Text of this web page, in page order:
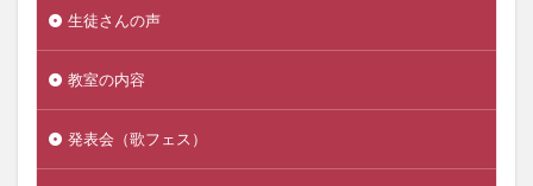
生徒さんの声
教室の内容
発表会（歌フェス）